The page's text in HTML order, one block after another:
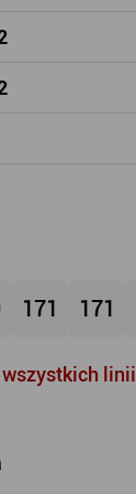
171 171
linii